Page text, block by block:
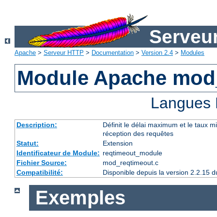
Apache > Serveur HTTP > Documentation > Version 2.4 > Modules
Module Apache
Description:
Définit le délai maximum et le taux
réception des requêtes
Statut:
Extension
Identificateur de Module: reqtimeout_module
Fichier Source:
mod_reqtimeout.c
Compatibilité:
Disponible depuis la version 2.2.15
Exemples